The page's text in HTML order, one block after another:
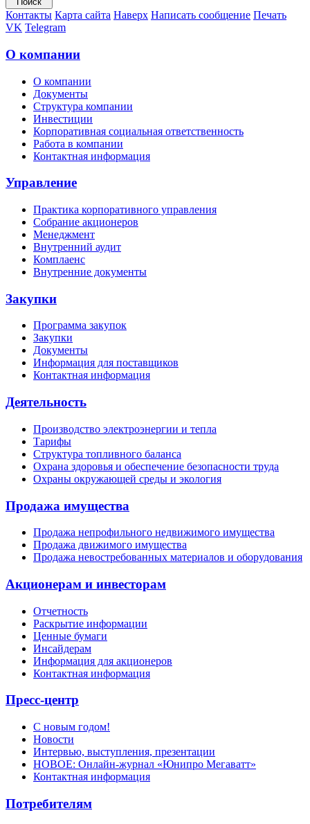
Контакты Карта сайта Наверх Написать сообщение Печать
VK Telegram
О компании
О компании
Документы
Структура компании
Инвестиции
Корпоративная социальная ответственность
Работа в компании
Контактная информация
Управление
Практика корпоративного управления
Собрание акционеров
Менеджмент
Внутренний аудит
Комплаенс
Внутренние документы
Закупки
Программа закупок
Закупки
Документы
Информация для поставщиков
Контактная информация
Деятельность
Производство электроэнергии и тепла
Тарифы
Структура топливного баланса
Охрана здоровья и обеспечение безопасности труда
Охраны окружающей среды и экология
Продажа имущества
Продажа непрофильного недвижимого имущества
Продажа движимого имущества
Продажа невостребованных материалов и оборудования
Акционерам и инвесторам
Отчетность
Раскрытие информации
Ценные бумаги
Инсайдерам
Информация для акционеров
Контактная информация
Пресс-центр
С новым годом!
Новости
Интервью, выступления, презентации
НОВОЕ: Онлайн-журнал «Юнипро Мегаватт»
Контактная информация
Потребителям